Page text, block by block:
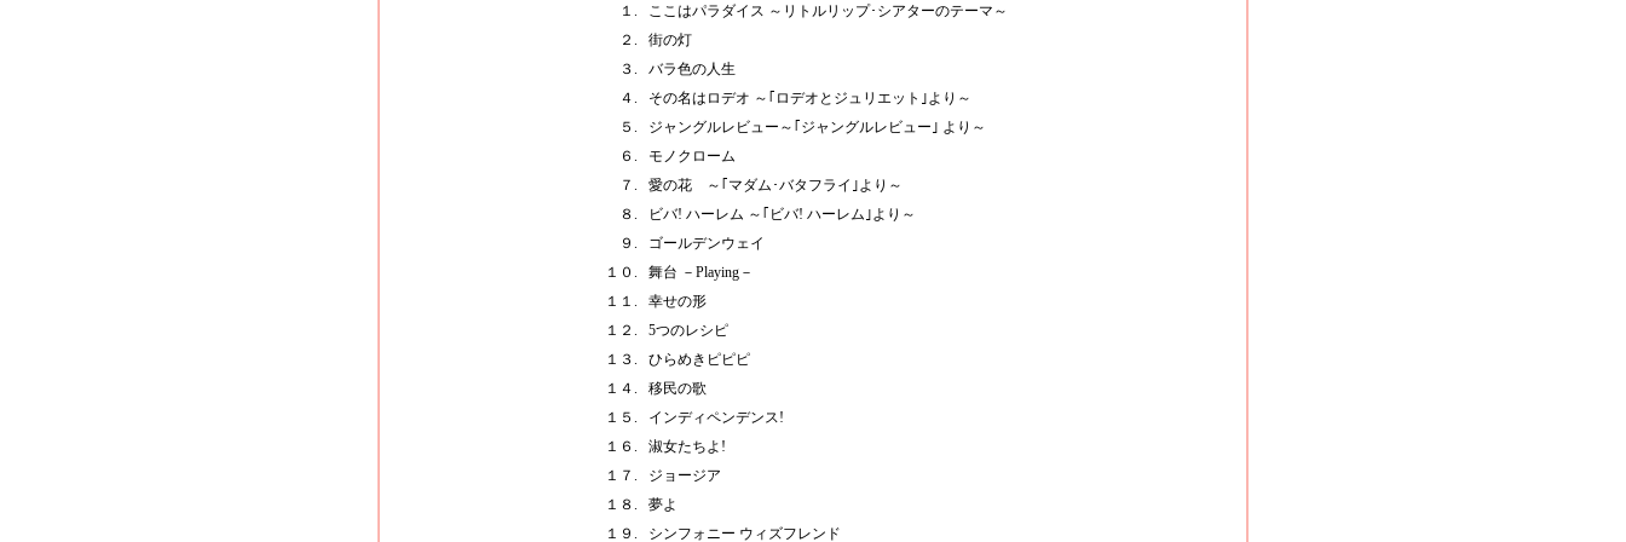
１.
ここはパラダイス ～リトルリップ･シアターのテーマ～
２.
街の灯
３.
バラ色の人生
４.
その名はロデオ ～｢ロデオとジュリエット｣より～
５.
ジャングルレビュー～｢ジャングルレビュー｣ より～
６.
モノクローム
７.
愛の花 ～｢マダム･バタフライ｣より～
８.
ビバ! ハーレム ～｢ビバ! ハーレム｣より～
９.
ゴールデンウェイ
１０.
舞台 －Playing－
１１.
幸せの形
１２.
5つのレシピ
１３.
ひらめきピピピ
１４.
移民の歌
１５.
インディペンデンス!
１６.
淑女たちよ!
１７.
ジョージア
１８.
夢よ
１９.
シンフォニー ウィズフレンド